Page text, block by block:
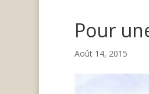
Pour
Août 14, 2015